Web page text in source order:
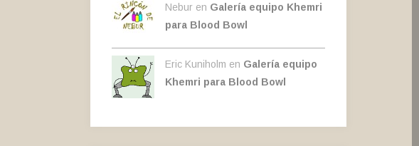
Nebur en Galería equipo Khemri
para Blood Bowl
Eric Kuniholm en Galería equipo
Khemri para Blood Bowl